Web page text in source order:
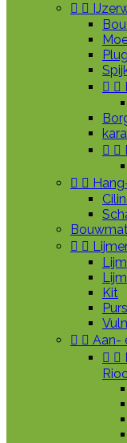
 
 
 
 
 
Lijm
Kit
  Aan-
 